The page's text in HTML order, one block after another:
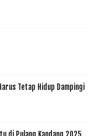
Tetap Hidup Dampingi